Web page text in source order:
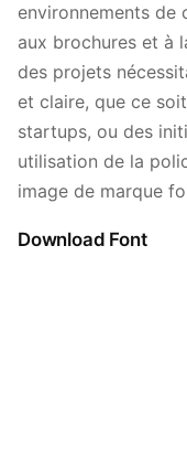
environnements de
aux brochures et à
des projets
et claire, que ce
startups, ou des
utilisation de la
image de marque
Download Font